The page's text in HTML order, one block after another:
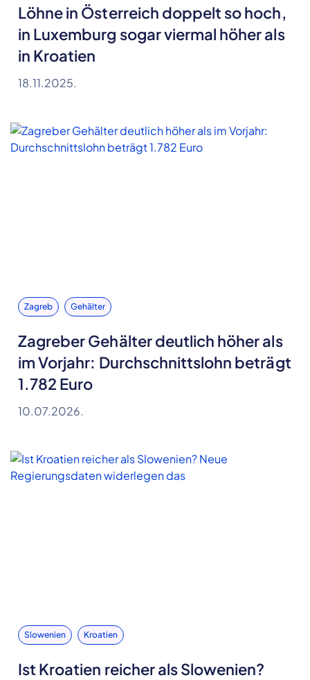
Löhne in Österreich doppelt so hoch,
in Luxemburg sogar viermal höher als
in Kroatien
18.11.2025.
Zagreb Gehälter
Zagreber Gehälter deutlich höher als
im Vorjahr: Durchschnittslohn beträgt
1.782 Euro
10.07.2026.
Slowenien Kroatien
Ist Kroatien reicher als Slowenien?